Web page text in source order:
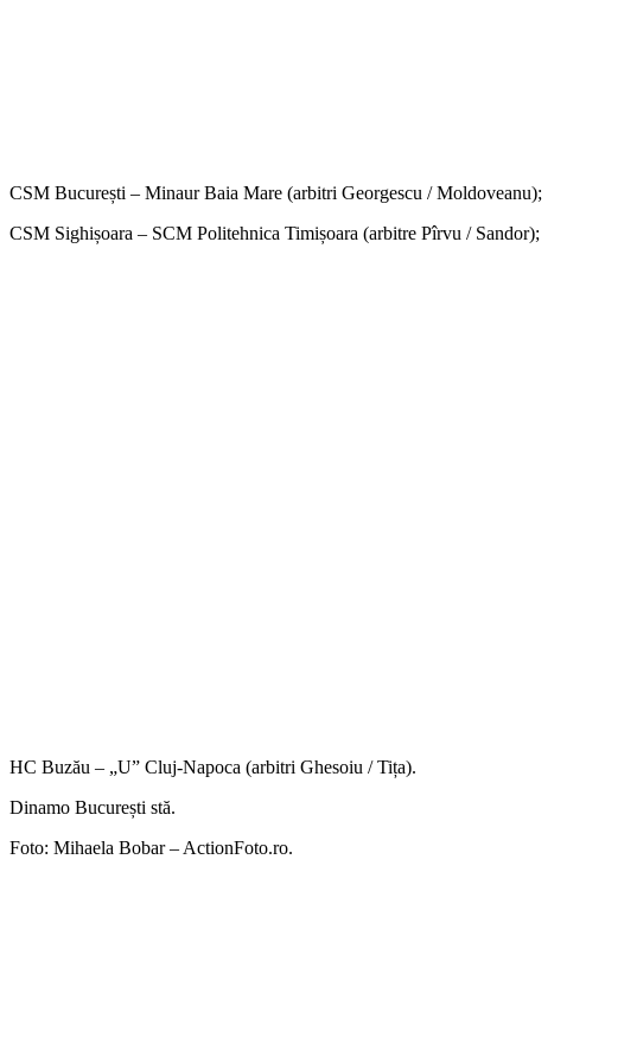
CSM București – Minaur Baia Mare (arbitri Georgescu / Moldoveanu);
CSM Sighișoara – SCM Politehnica Timișoara (arbitre Pîrvu / Sandor);
HC Buzău – „U” Cluj-Napoca (arbitri Ghesoiu / Tița).
Dinamo București stă.
Foto: Mihaela Bobar – ActionFoto.ro.